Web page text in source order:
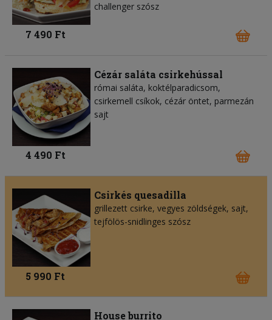
challenger szósz
7 490 Ft
Cézár saláta csirkehússal
római saláta, koktélparadicsom,
csirkemell csíkok, cézár öntet, parmezán
sajt
4 490 Ft
Csirkés quesadilla
grillezett csirke, vegyes zöldségek, sajt,
tejfölös-snidlinges szósz
5 990 Ft
House burrito